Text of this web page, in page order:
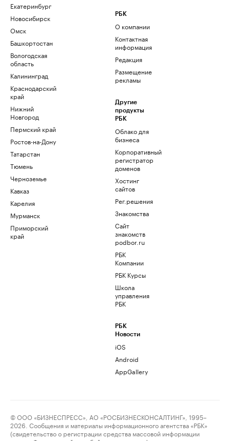
Екатеринбург
Новосибирск
Омск
Башкортостан
Вологодская
область
Калининград
Краснодарский
край
Нижний
Новгород
Пермский край
Ростов-на-Дону
Татарстан
Тюмень
Черноземье
Кавказ
Карелия
Мурманск
Приморский
край
РБК
О компании
Контактная
информация
Редакция
Размещение
рекламы
Другие
продукты
РБК
Облако для
бизнеса
Корпоративный
регистратор
доменов
Хостинг
сайтов
Рег.решения
Знакомства
Сайт
знакомств
podbor.ru
РБК
Компании
РБК Курсы
Школа
управления
РБК
РБК
Новости
iOS
Android
AppGallery
© ООО «БИЗНЕСПРЕСС», АО «РОСБИЗНЕСКОНСАЛТИНГ», 1995–
2026. Сообщения и материалы информационного агентства «РБК»
(свидетельство о регистрации средства массовой информации